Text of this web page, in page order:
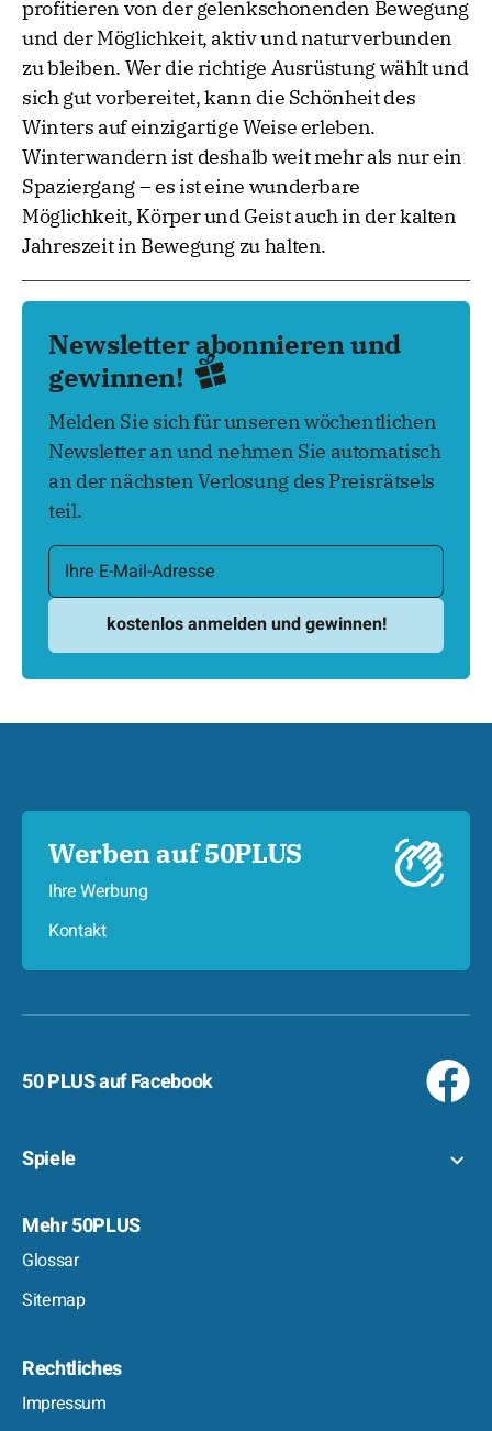
profitieren von der gelenkschonenden Bewegung
und der Möglichkeit, aktiv und naturverbunden
zu bleiben. Wer die richtige Ausrüstung wählt und
sich gut vorbereitet, kann die Schönheit des
Winters auf einzigartige Weise erleben.
Winterwandern ist deshalb weit mehr als nur ein
Spaziergang – es ist eine wunderbare
Möglichkeit, Körper und Geist auch in der kalten
Jahreszeit in Bewegung zu halten.
Newsletter abonnieren und
gewinnen!
Melden Sie sich für unseren wöchentlichen
Newsletter an und nehmen Sie automatisch
an der nächsten Verlosung des Preisrätsels
teil.
Werben auf 50PLUS
Ihre Werbung
Kontakt
50 PLUS auf Facebook
Spiele
Mehr 50PLUS
Glossar
Sitemap
Rechtliches
Impressum